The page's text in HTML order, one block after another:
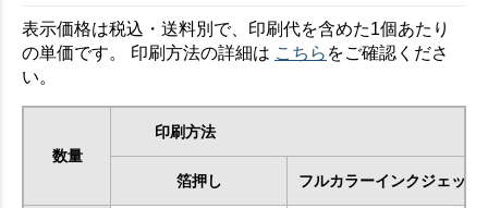
表示価格は税込・送料別で、印刷代を含めた1個あたり
の単価です。 印刷方法の詳細は こちら をご確認くださ
い。
数量
印刷方法
箔押し フルカラーインクジェット